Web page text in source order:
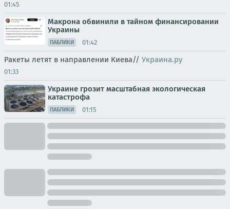
01:45
Макрона обвинили в тайном финансировании
Украины
ПАБЛИКИ 01:42
Ракеты летят в направлении Киева// Украина.ру
01:33
Украине грозит масштабная экологическая
катастрофа
ПАБЛИКИ 01:15